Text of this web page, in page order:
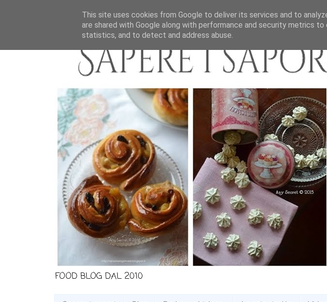
FOOD BLOG DAL 2010
This site uses cookies from Google to deliver its services and to
are shared with Google along with performance and security metrics
statistics, and to detect and address abuse.